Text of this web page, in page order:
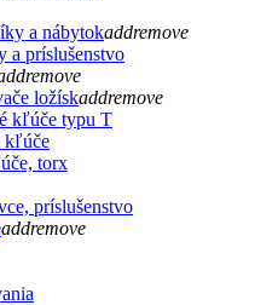
a nábytokaddremove
a príslušenstvo
remove
ložískaddremove
kľúče typu T
kľúče
torx
príslušenstvo
addremove